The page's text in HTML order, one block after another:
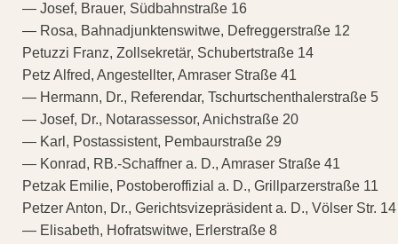
— Josef, Brauer, Südbahnstraße 16
— Rosa, Bahnadjunktenswitwe, Defreggerstraße 12
Petuzzi Franz, Zollsekretär, Schubertstraße 14
Petz Alfred, Angestellter, Amraser Straße 41
— Hermann, Dr., Referendar, Tschurtschenthalerstraße 5
— Josef, Dr., Notarassessor, Anichstraße 20
— Karl, Postassistent, Pembaurstraße 29
— Konrad, RB.-Schaffner a. D., Amraser Straße 41
Petzak Emilie, Postoberoffizial a. D., Grillparzerstraße 11
Petzer Anton, Dr., Gerichtsvizepräsident a. D., Völser Str. 14
— Elisabeth, Hofratswitwe, Erlerstraße 8